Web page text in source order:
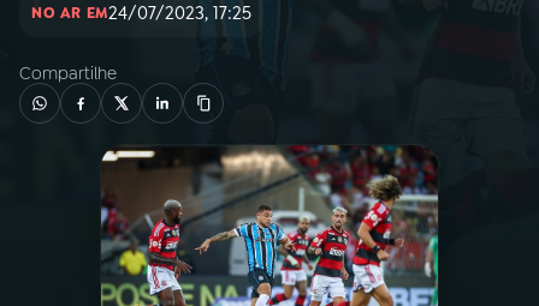
02A RÁDIO
03PROGRAMAÇÃO
PROGRAMAS
PODCASTS
NO AR EM24/07/2023, 17:25
Compartilhe